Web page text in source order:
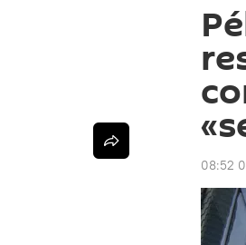
08:52